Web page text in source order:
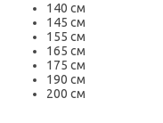
140 см
145 см
155 см
165 см
175 см
190 см
200 см